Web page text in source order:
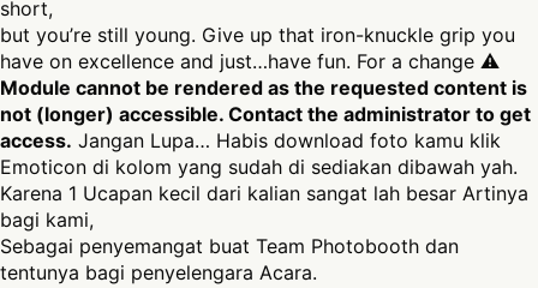
short,
but you’re still young. Give up that iron-knuckle grip you
have on excellence and just…have fun. For a change ⚠
Module cannot be rendered as the requested content is
not (longer) accessible. Contact the administrator to get
access. Jangan Lupa… Habis download foto kamu klik
Emoticon di kolom yang sudah di sediakan dibawah yah.
Karena 1 Ucapan kecil dari kalian sangat lah besar Artinya
bagi kami,
Sebagai penyemangat buat Team Photobooth dan
tentunya bagi penyelengara Acara.